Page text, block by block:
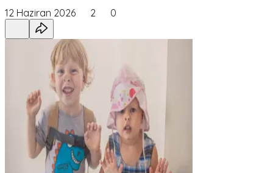
12 Haziran 2026 2 0